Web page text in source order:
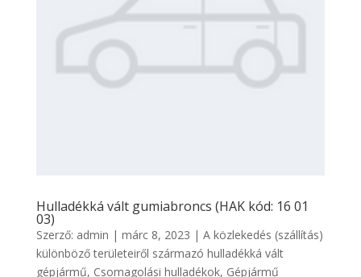
Hulladékká vált gumiabroncs (HAK kód: 16 01
03)
Szerző: admin | márc 8, 2023 | A közlekedés (szállítás)
különböző területeiről származó hulladékká vált
gépjármű, Csomagolási hulladékok, Gépjármű